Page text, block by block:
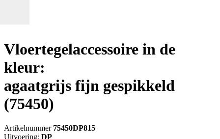
Vloertegelaccessoire in de
kleur:
agaatgrijs fijn gespikkeld
(75450)
Artikelnummer 75450DP815
Uitvoering: DP